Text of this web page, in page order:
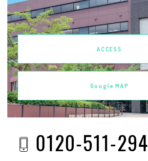
ACCESS
Google MAP
0120-511-294